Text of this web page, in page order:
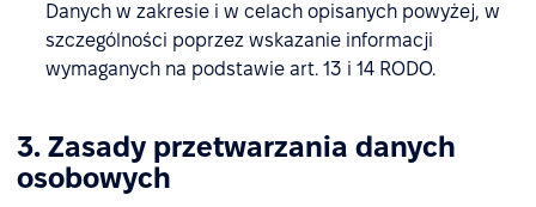
Danych w zakresie i w celach opisanych powyżej, w
szczególności poprzez wskazanie informacji
wymaganych na podstawie art. 13 i 14 RODO.
3. Zasady przetwarzania danych
osobowych